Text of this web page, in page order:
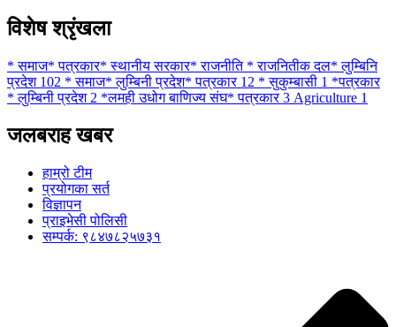
विशेष श्रृंखला
* समाज* पत्रकार* स्थानीय सरकार* राजनीति * राजनितीक दल* लुम्बिनि
प्रदेश 102 * समाज* लुम्बिनी प्रदेश* पत्रकार 12 * सुकुम्बासी 1 *पत्रकार
* लुम्बिनी प्रदेश 2 *लमही उधोग बाणिज्य संघ* पत्रकार 3 Agriculture 1
जलबराह खबर
हाम्रो टीम
प्रयोगका सर्त
विज्ञापन
प्राइभेसी पोलिसी
सम्पर्क: ९८४७८२५७३१